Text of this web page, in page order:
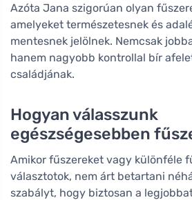
Azóta Jana szigorúan olyan
amelyeket természetesnek és
mentesnek jelölnek. Nemcsak
hanem nagyobb kontrollal bír
családjának.
Hogyan válasszunk
egészségesebben
Amikor fűszereket vagy különféle
választotok, nem árt betartani
szabályt, hogy biztosan a